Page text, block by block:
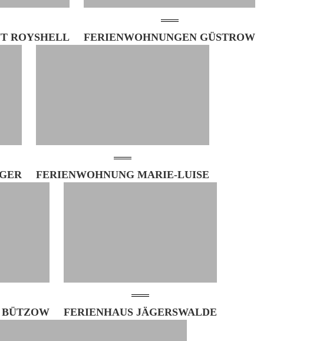
ROYSHELL FERIENWOHNUNGEN GÜSTROW
FERIENWOHNUNG MARIE-LUISE
FERIENHAUS JÄGERSWALDE